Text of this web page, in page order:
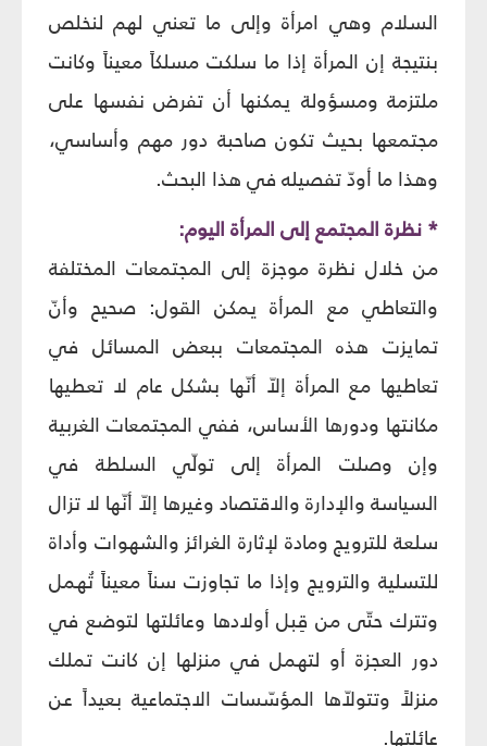
السلام وهي امرأة وإلى ما تعني لهم لنخلص
بنتيجة إن المرأة إذا ما سلكت مسلكاً معيناً وكانت
ملتزمة ومسؤولة يمكنها أن تفرض نفسها على
مجتمعها بحيث تكون صاحبة دور مهم وأساسي،
وهذا ما أودّ تفصيله في هذا البحث.
* نظرة المجتمع إلى المرأة اليوم:
من خلال نظرة موجزة إلى المجتمعات المختلفة
والتعاطي مع المرأة يمكن القول: صحيح وأنّ
تمايزت هذه المجتمعات ببعض المسائل في
تعاطيها مع المرأة إلاّ أنّها بشكل عام لا تعطيها
مكانتها ودورها الأساس، ففي المجتمعات الغربية
وإن وصلت المرأة إلى تولّي السلطة في
السياسة والإدارة والاقتصاد وغيرها إلاّ أنّها لا تزال
سلعة للترويج ومادة لإثارة الغرائز والشهوات وأداة
للتسلية والترويج وإذا ما تجاوزت سناً معيناً تُهمل
وتترك حتّى من قِبل أولادها وعائلتها لتوضع في
دور العجزة أو لتهمل في منزلها إن كانت تملك
منزلاً وتتولاّها المؤسّسات الاجتماعية بعيداً عن
عائلتها.